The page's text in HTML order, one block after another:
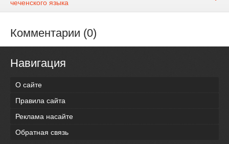
чеченского языка
Комментарии (0)
Навигация
О сайте
Правила сайта
Реклама насайте
Обратная связь